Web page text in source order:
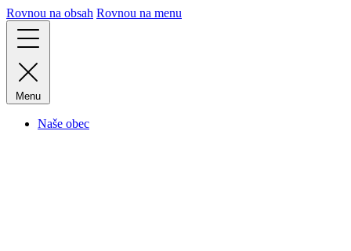
Rovnou na obsah Rovnou na menu
Menu
Naše obec